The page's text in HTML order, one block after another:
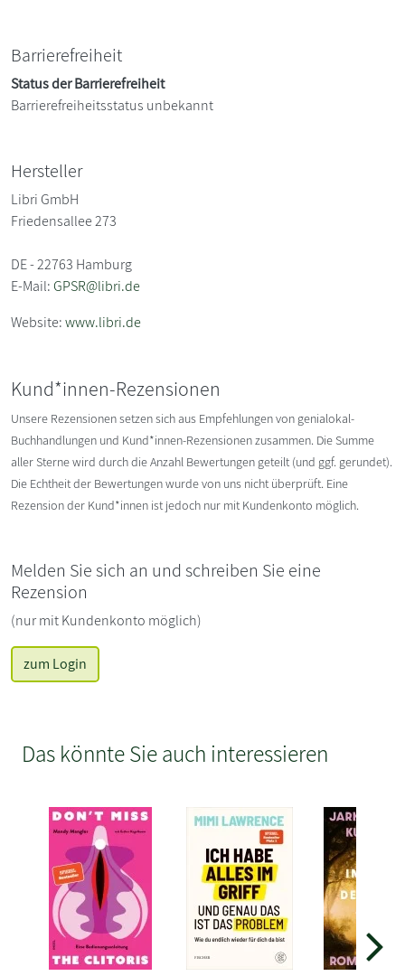
Barrierefreiheit
Status der Barrierefreiheit
Barrierefreiheitsstatus unbekannt
Hersteller
Libri GmbH
Friedensallee 273
DE - 22763 Hamburg
E-Mail:GPSR@libri.de
Website:www.libri.de
Kund*innen-Rezensionen
Unsere Rezensionen setzen sich aus Empfehlungen von genialokal-
Buchhandlungen und Kund*innen-Rezensionen zusammen. Die Summe
aller Sterne wird durch die Anzahl Bewertungen geteilt (und ggf. gerundet).
Die Echtheit der Bewertungen wurde von uns nicht überprüft. Eine
Rezension der Kund*innen ist jedoch nur mit Kundenkonto möglich.
Melden Sie sich an und schreiben Sie eine
Rezension
(nur mit Kundenkonto möglich)
zum Login
Das könnte Sie auch interessieren